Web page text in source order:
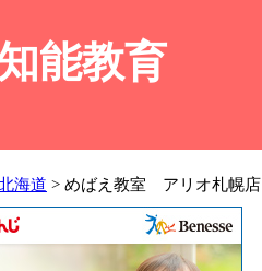
能教育
海道 > めばえ教室 アリオ札幌店